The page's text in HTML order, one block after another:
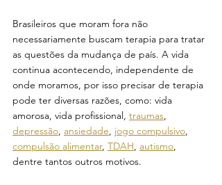
Brasileiros que moram fora não
necessariamente buscam terapia para tratar
as questões da mudança de país. A vida
continua acontecendo, independente de
onde moramos, por isso precisar de terapia
pode ter diversas razões, como: vida
amorosa, vida profissional, traumas,
depressão, ansiedade, jogo compulsivo,
compulsão alimentar, TDAH, autismo,
dentre tantos outros motivos.